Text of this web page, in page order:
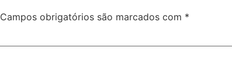
Campos obrigatórios são marcados com *